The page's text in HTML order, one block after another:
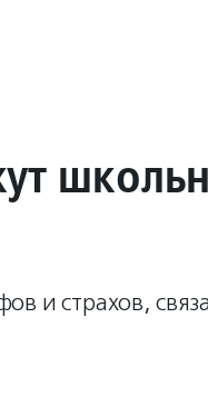
и страхов,